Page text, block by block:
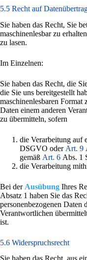
5.5 Recht auf
Sie haben das Recht, Sie
maschinenlesbar zu
zu lasen.
Im Einzelnen:
Sie haben das Recht, die
die Sie uns bereitgestellt
maschinenlesbaren Format
Daten einem anderen
zu übermitteln, sofern
die Verarbeitung auf
DSGVO oder Art. 9
gemäß Art. 6 Abs. 1
die Verarbeitung
Bei der Ausübung Ihres
Absatz 1 haben Sie das
personenbezogenen Daten
Verantwortlichen
ist.
5.6 Widerspruchsrecht